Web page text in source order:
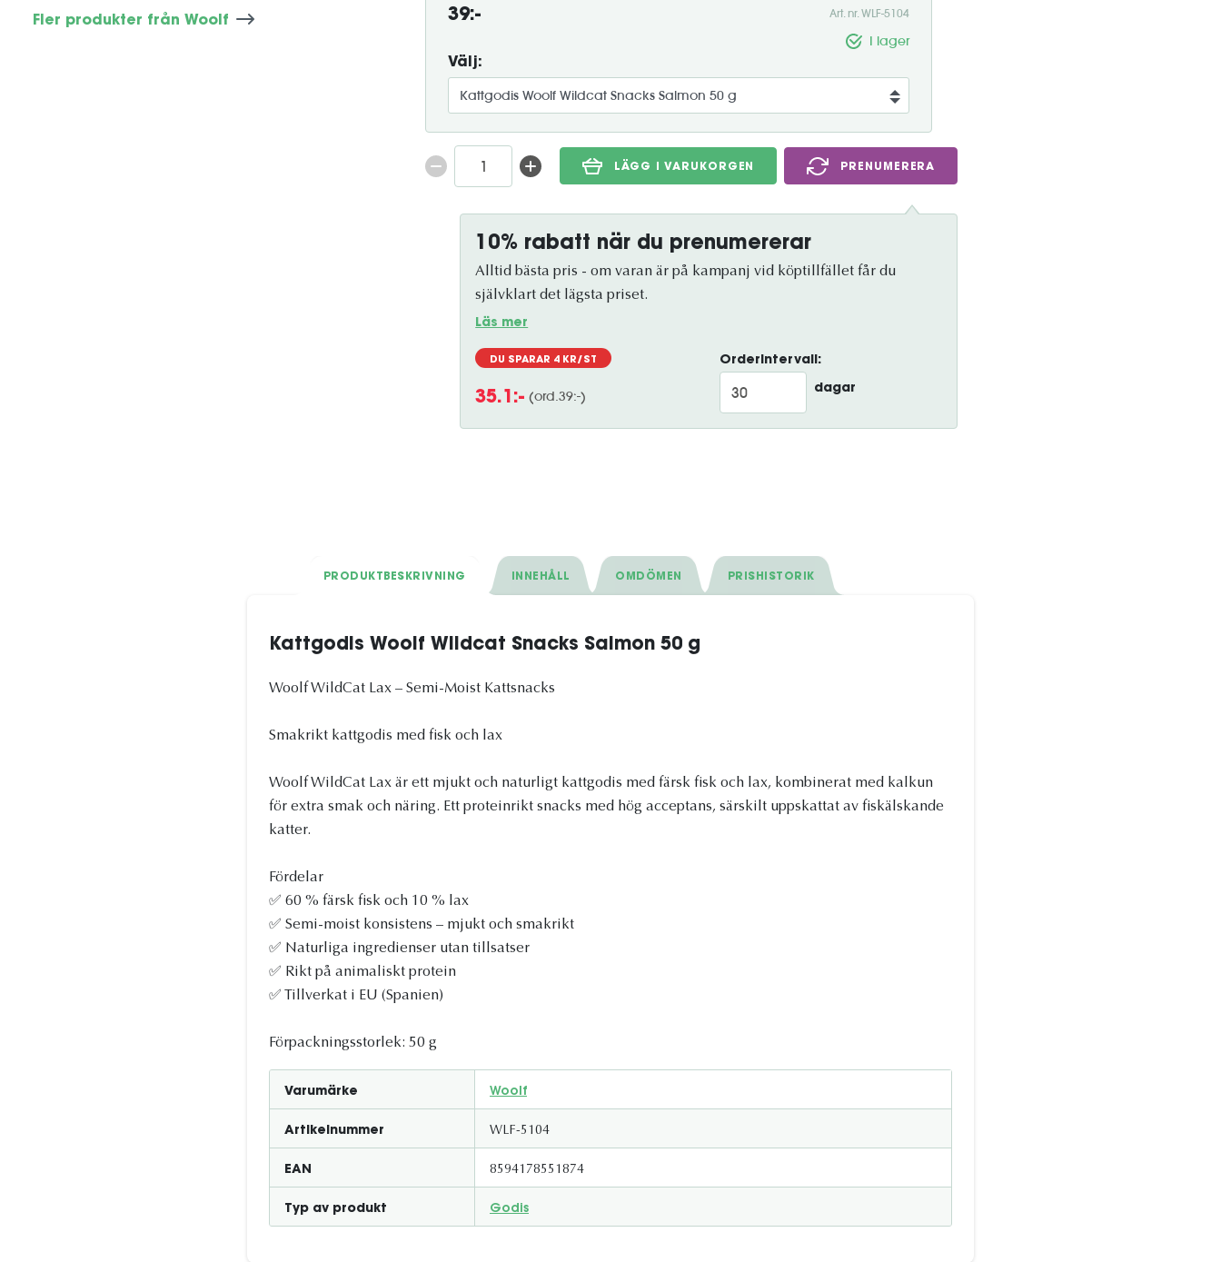
Fler produkter från Woolf 39:- Art. nr. WLF-5104
I lager
Välj:
LÄGG I VARUKORGEN PRENUMERERA
10% rabatt när du prenumererar
Alltid bästa pris - om varan är på kampanj vid köptillfället får du
självklart det lägsta priset.
Läs mer
DU SPARAR 4 KR/ST
35.1 :- (ord.39:-)
Orderintervall:
dagar
PRODUKTBESKRIVNING INNEHÅLL OMDÖMEN PRISHISTORIK
Kattgodis Woolf Wildcat Snacks Salmon 50 g
Woolf WildCat Lax – Semi-Moist Kattsnacks
Smakrikt kattgodis med fisk och lax
Woolf WildCat Lax är ett mjukt och naturligt kattgodis med färsk fisk och lax, kombinerat med kalkun
för extra smak och näring. Ett proteinrikt snacks med hög acceptans, särskilt uppskattat av fiskälskande
katter.
Fördelar
✅ 60 % färsk fisk och 10 % lax
✅ Semi-moist konsistens – mjukt och smakrikt
✅ Naturliga ingredienser utan tillsatser
✅ Rikt på animaliskt protein
✅ Tillverkat i EU (Spanien)
Förpackningsstorlek: 50 g
Varumärke Woolf
Artikelnummer WLF-5104
EAN 8594178551874
Typ av produkt Godis